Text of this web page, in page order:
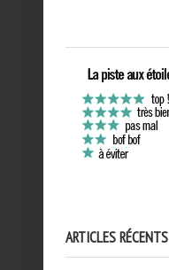
ARTICLES RÉCENTS